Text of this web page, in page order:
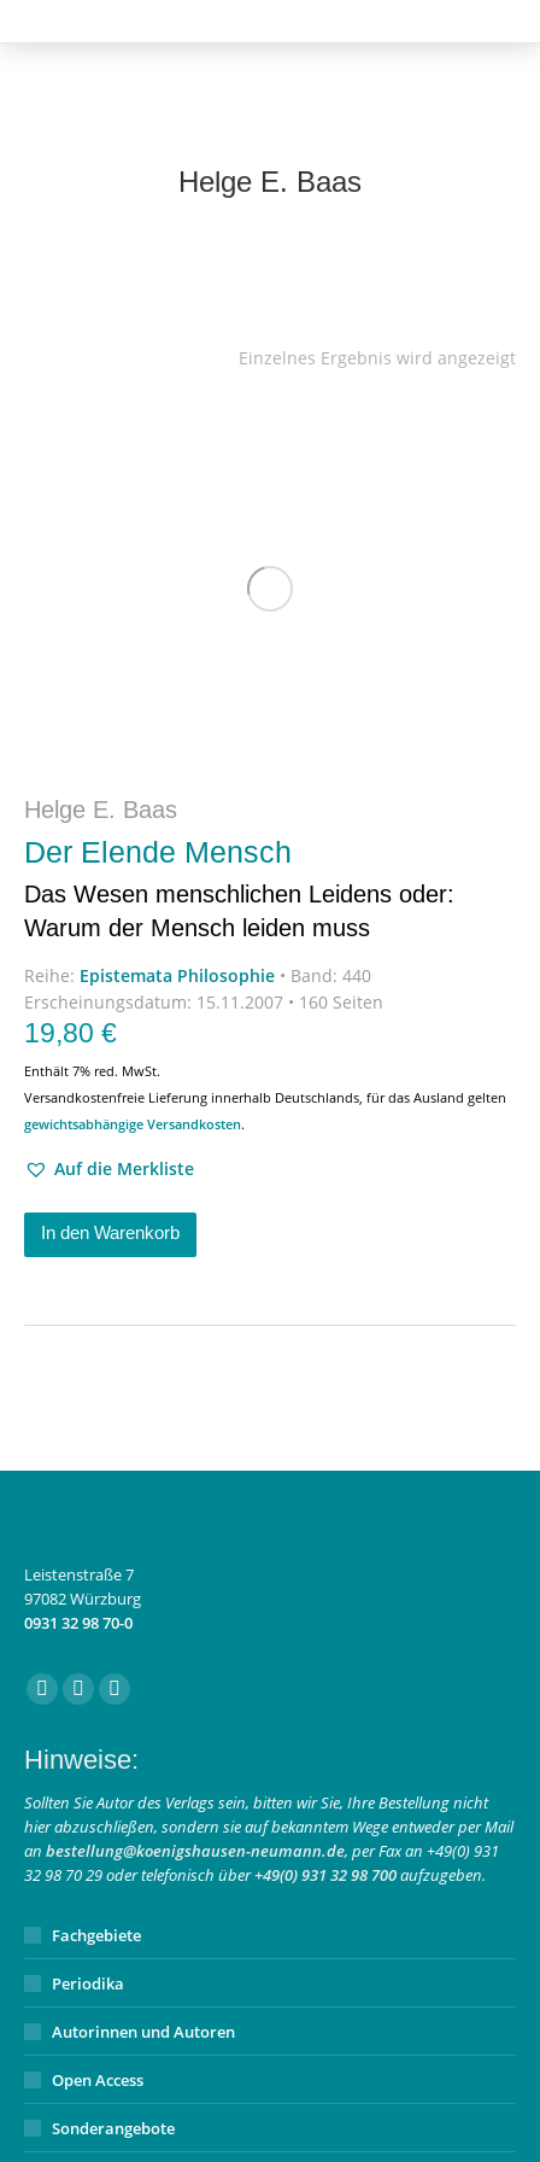
Helge E. Baas
Einzelnes Ergebnis wird angezeigt
Helge E. Baas
Der Elende Mensch
Das Wesen menschlichen Leidens oder:
Warum der Mensch leiden muss
Reihe: Epistemata Philosophie • Band: 440
Erscheinungsdatum: 15.11.2007 • 160 Seiten
19,80 €
Enthält 7% red. MwSt.
Versandkostenfreie Lieferung innerhalb Deutschlands, für das Ausland gelten
gewichtsabhängige Versandkosten.
Auf die Merkliste
In den Warenkorb
Leistenstraße 7
97082 Würzburg
0931 32 98 70-0
Finden Sie uns auf:
Facebook
opens
in
new
window
Instagram
opens
in
new
window
E-
page
opens
in
new
window
Hinweise:
Sollten Sie Autor des Verlags sein, bitten wir Sie, Ihre Bestellung nicht
hier abzuschließen, sondern sie auf bekanntem Wege entweder per Mail
an bestellung@koenigshausen-neumann.de, per Fax an +49(0) 931
32 98 70 29 oder telefonisch über+49(0) 931 32 98 700aufzugeben.
Fachgebiete
Periodika
Autorinnen und Autoren
Open Access
Sonderangebote